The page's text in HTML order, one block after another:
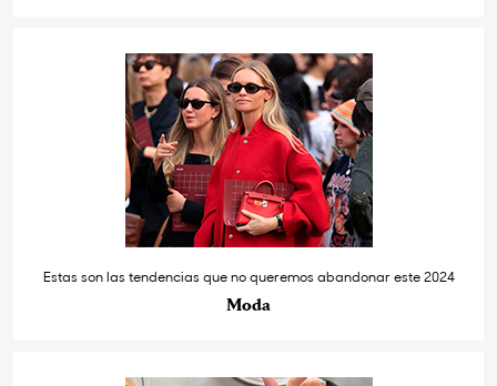
Estas son las tendencias que no queremos abandonar este 2024
Moda